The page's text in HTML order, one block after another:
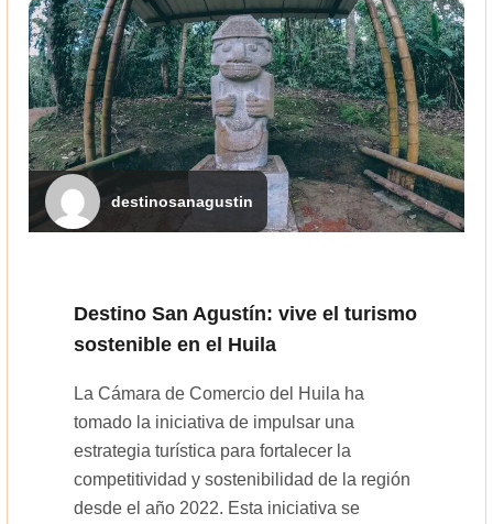
destinosanagustin
Destino San Agustín: vive el turismo
sostenible en el Huila
La Cámara de Comercio del Huila ha
tomado la iniciativa de impulsar una
estrategia turística para fortalecer la
competitividad y sostenibilidad de la región
desde el año 2022. Esta iniciativa se